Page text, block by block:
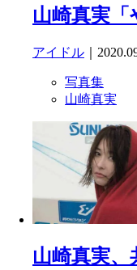
山崎真実「
アイドル ｜
写真集
山崎真実
山崎真実